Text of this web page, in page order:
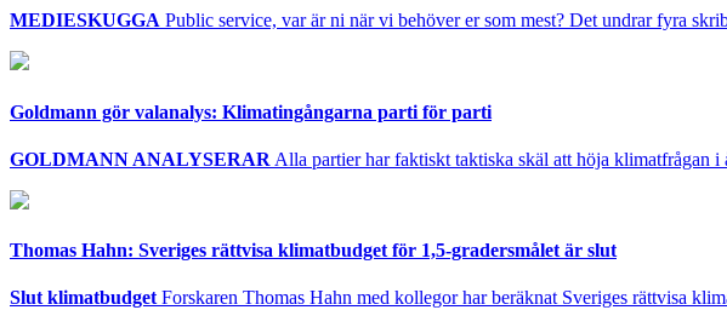
MEDIESKUGGA Public service, var är ni när vi behöver er som mest? Det undrar fyra
Goldmann gör valanalys: Klimatingångarna parti för parti
GOLDMANN ANALYSERAR Alla partier har faktiskt taktiska skäl att höja klimatfrågan
Thomas Hahn: Sveriges rättvisa klimatbudget för 1,5-gradersmålet är slut
Slut klimatbudgetForskaren Thomas Hahn med kollegor har beräknat Sveriges rättvisa